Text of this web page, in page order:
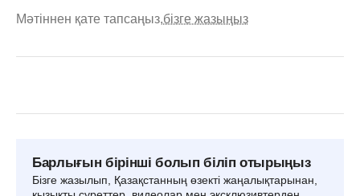
Мәтіннен қате тапсаңыз,бізге жазыңыз
Барлығын бірінші болып біліп отырыңыз
Бізге жазылып, Қазақстанның өзекті жаңалықтарынан,